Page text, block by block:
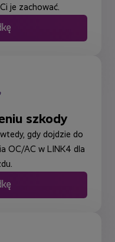
je zachować.
szkody
gdy dojdzie do
OC/AC w LINK4 dla